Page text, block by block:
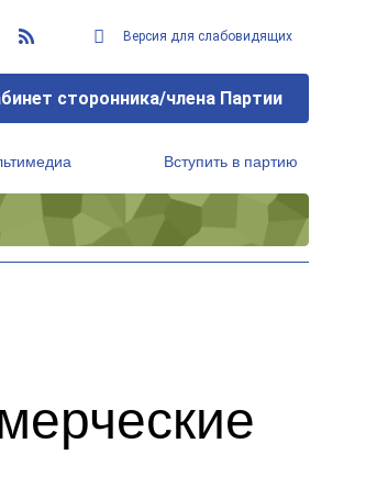
Версия для слабовидящих
сторонника/члена Партии
Вступить в партию